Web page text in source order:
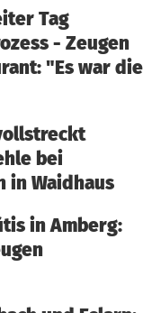
Tag
- Zeugen
"Es war die
bei
in Waidhaus
in Amberg: